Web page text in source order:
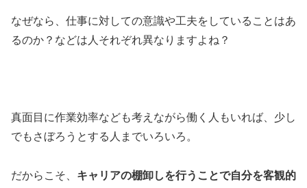
なぜなら、仕事に対しての意識や工夫をしていることはあ
るのか？などは人それぞれ異なりますよね？
真面目に作業効率なども考えながら働く人もいれば、少し
でもさぼろうとする人までいろいろ。
だからこそ、 キャリアの棚卸しを行うことで自分を客観的